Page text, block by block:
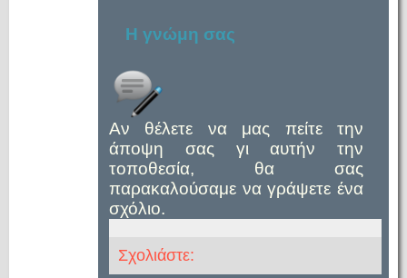
Η γνώμη σας
Αν θέλετε να μας πείτε την
άποψη σας γι αυτήν την
τοποθεσία, θα σας
παρακαλούσαμε να γράψετε ένα
σχόλιο.
Σχολιάστε: